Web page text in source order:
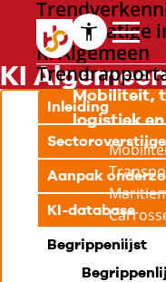
Mobiliteit,
logistiek
Rail
Kunstmatige
KI Algemeen
KI
Inleiding
Aanpak
KI-database
Begrippenlijst